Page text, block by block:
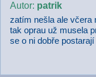
Autor: patrik
zatím nešla ale včera
tak oprau už musela
se o ni dobře postarají